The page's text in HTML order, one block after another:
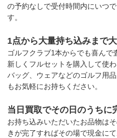
の予約なしで受付時間内にいつ
す。
1点から大量持ち込みまで
ゴルフクラブ1本からでも喜んで
新しくフルセットを購入して使
バッグ、ウェアなどのゴルフ用
もお気軽にお持ちください。
当日買取でその日のうちに
お持ち込みいただいたお品物は
きが完了すればその場で現金に